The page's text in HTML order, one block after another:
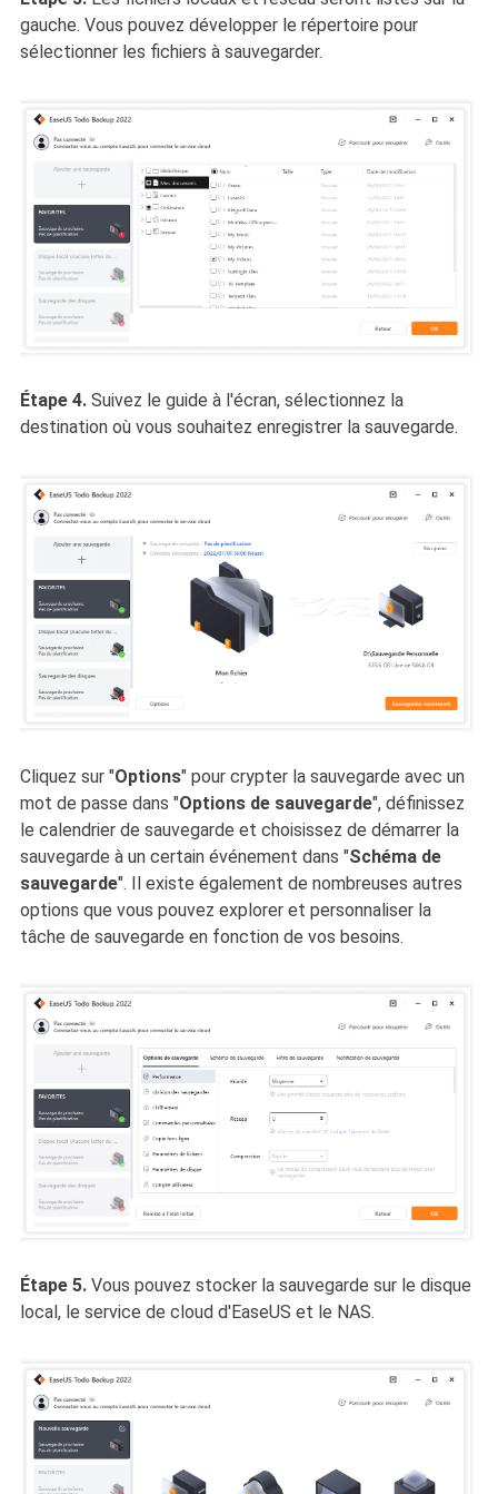
gauche. Vous pouvez développer le répertoire pour
sélectionner les fichiers à sauvegarder.
Étape 4. Suivez le guide à l'écran, sélectionnez la
destination où vous souhaitez enregistrer la sauvegarde.
Cliquez sur "Options" pour crypter la sauvegarde avec un
mot de passe dans "Options de sauvegarde", définissez
le calendrier de sauvegarde et choisissez de démarrer la
sauvegarde à un certain événement dans "Schéma de
sauvegarde". Il existe également de nombreuses autres
options que vous pouvez explorer et personnaliser la
tâche de sauvegarde en fonction de vos besoins.
Étape 5. Vous pouvez stocker la sauvegarde sur le disque
local, le service de cloud d'EaseUS et le NAS.